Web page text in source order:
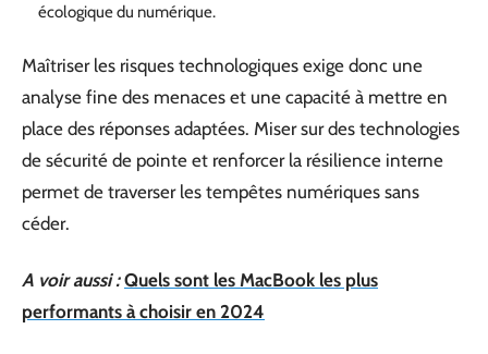
écologique du numérique.
Maîtriser les risques technologiques exige donc une
analyse fine des menaces et une capacité à mettre en
place des réponses adaptées. Miser sur des technologies
de sécurité de pointe et renforcer la résilience interne
permet de traverser les tempêtes numériques sans
céder.
A voir aussi : Quels sont les MacBook les plus
performants à choisir en 2024